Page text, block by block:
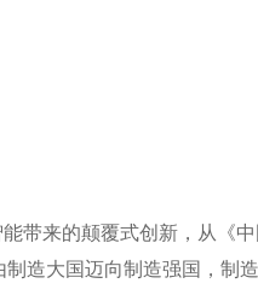
来的颠覆式创新，从《
造大国迈向制造强国，制